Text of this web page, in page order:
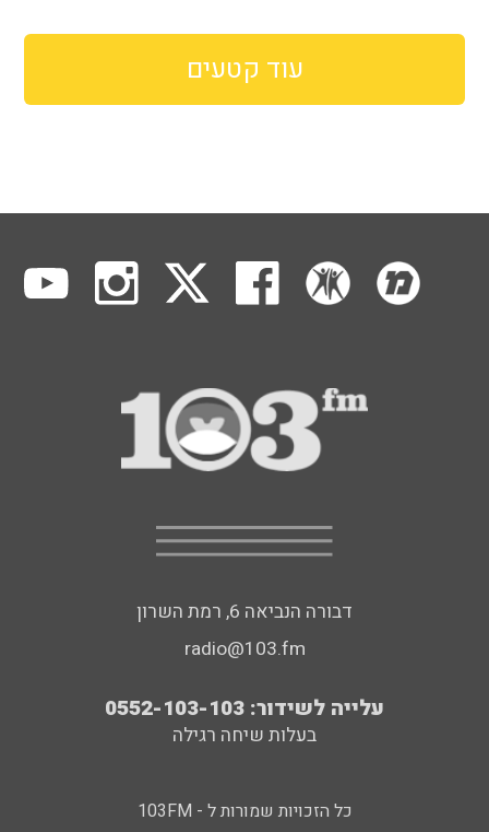
עוד קטעים
דבורה הנביאה 6, רמת השרון
radio@103.fm
עלייה לשידור: 0552-103-103
בעלות שיחה רגילה
כל הזכויות שמורות ל - 103FM